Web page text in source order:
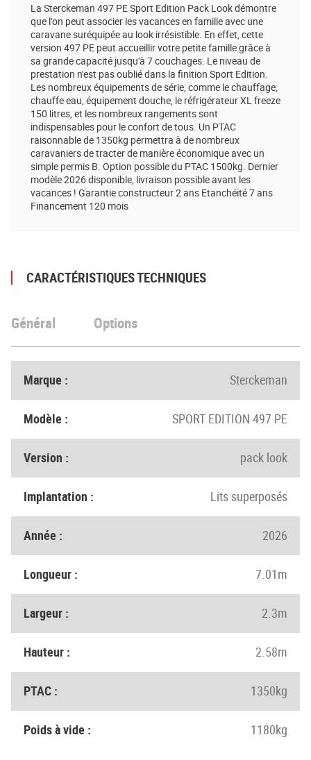
La Sterckeman 497 PE Sport Edition Pack Look démontre
que l'on peut associer les vacances en famille avec une
caravane suréquipée au look irrésistible. En effet, cette
version 497 PE peut accueillir votre petite famille grâce à
sa grande capacité jusqu'à 7 couchages. Le niveau de
prestation n'est pas oublié dans la finition Sport Edition.
Les nombreux équipements de série, comme le chauffage,
chauffe eau, équipement douche, le réfrigérateur XL freeze
150 litres, et les nombreux rangements sont
indispensables pour le confort de tous. Un PTAC
raisonnable de 1350kg permettra à de nombreux
caravaniers de tracter de manière économique avec un
simple permis B. Option possible du PTAC 1500kg. Dernier
modèle 2026 disponible, livraison possible avant les
vacances ! Garantie constructeur 2 ans Etanchéité 7 ans
Financement 120 mois
CARACTÉRISTIQUES TECHNIQUES
Général Options
Marque : Sterckeman
Modèle : SPORT EDITION 497 PE
Version : pack look
Implantation : Lits superposés
Année : 2026
Longueur : 7.01m
Largeur : 2.3m
Hauteur : 2.58m
PTAC : 1350kg
Poids à vide : 1180kg